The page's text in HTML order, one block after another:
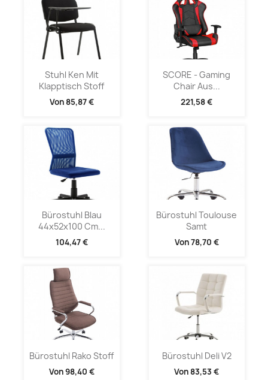
Stuhl Ken Mit
Klapptisch Stoff
Von 85,87 €
SCORE - Gaming
Chair Aus...
221,58 €
Bürostuhl Blau
44x52x100 Cm...
104,47 €
Bürostuhl Toulouse
Samt
Von78,70 €
Bürostuhl Rako Stoff
Von98,40 €
Bürostuhl Deli V2
Von 83,53 €